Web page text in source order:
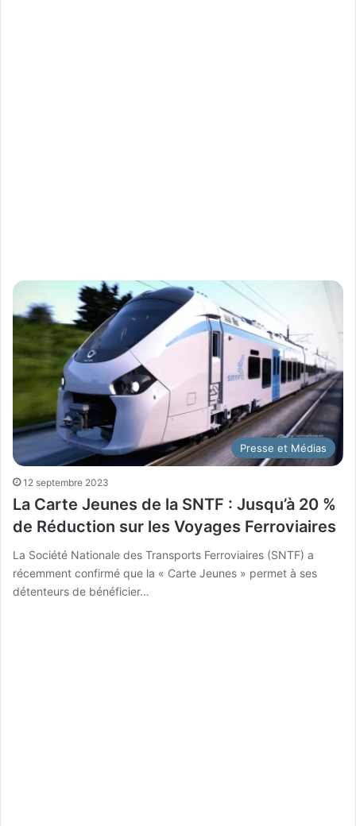
Presse et Médias
12 septembre 2023
La Carte Jeunes de la SNTF : Jusqu’à 20 %
de Réduction sur les Voyages Ferroviaires
La Société Nationale des Transports Ferroviaires (SNTF) a
récemment confirmé que la « Carte Jeunes » permet à ses
détenteurs de bénéficier…